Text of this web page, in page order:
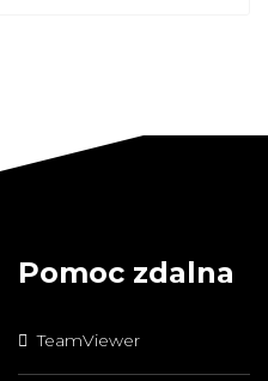
Pomoc zdalna
TeamViewer